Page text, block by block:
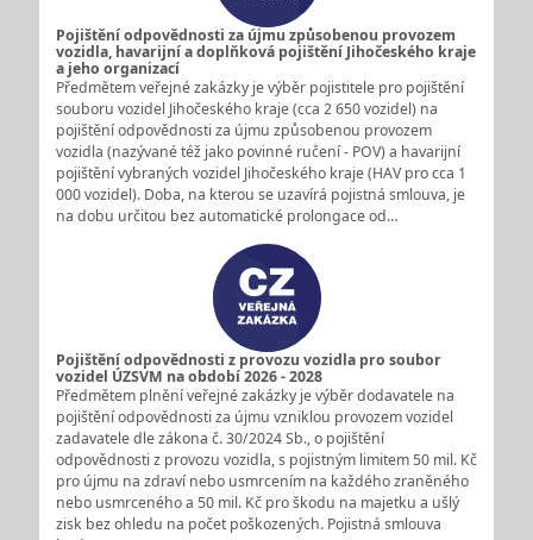
Pojištění odpovědnosti za újmu způsobenou provozem
vozidla, havarijní a doplňková pojištění Jihočeského kraje
a jeho organizací
Předmětem veřejné zakázky je výběr pojistitele pro pojištění
souboru vozidel Jihočeského kraje (cca 2 650 vozidel) na
pojištění odpovědnosti za újmu způsobenou provozem
vozidla (nazývané též jako povinné ručení - POV) a havarijní
pojištění vybraných vozidel Jihočeského kraje (HAV pro cca 1
000 vozidel). Doba, na kterou se uzavírá pojistná smlouva, je
na dobu určitou bez automatické prolongace od…
Pojištění odpovědnosti z provozu vozidla pro soubor
vozidel ÚZSVM na období 2026 - 2028
Předmětem plnění veřejné zakázky je výběr dodavatele na
pojištění odpovědnosti za újmu vzniklou provozem vozidel
zadavatele dle zákona č. 30/2024 Sb., o pojištění
odpovědnosti z provozu vozidla, s pojistným limitem 50 mil. Kč
pro újmu na zdraví nebo usmrcením na každého zraněného
nebo usmrceného a 50 mil. Kč pro škodu na majetku a ušlý
zisk bez ohledu na počet poškozených. Pojistná smlouva